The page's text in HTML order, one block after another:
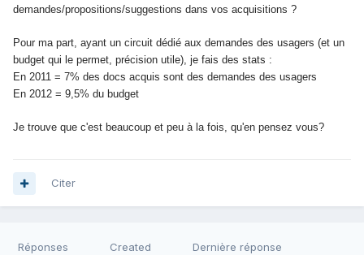
demandes/propositions/suggestions dans vos acquisitions ?
Pour ma part, ayant un circuit dédié aux demandes des usagers (et un
budget qui le permet, précision utile), je fais des stats :
En 2011 = 7% des docs acquis sont des demandes des usagers
En 2012 = 9,5% du budget
Je trouve que c'est beaucoup et peu à la fois, qu'en pensez vous?
Citer
Réponses Created Dernière réponse